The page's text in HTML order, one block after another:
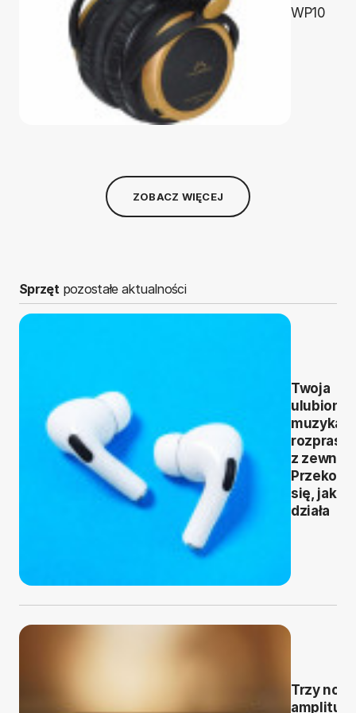
WP10
ZOBACZ WIĘCEJ
Sprzętpozostałe aktualności
Twoja
ulubiona
muzyka
z
Przekonaj
się, jak to
działa
Trzy